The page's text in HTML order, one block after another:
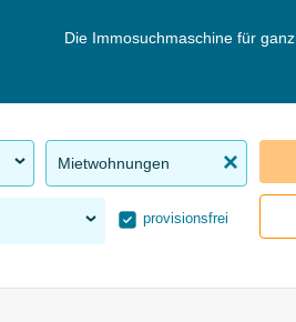
Die Immosuchmaschine für ganz
Mietwohnungen
provisionsfrei